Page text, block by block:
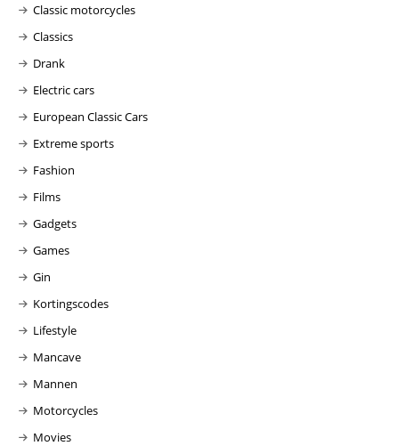
Classic motorcycles
Classics
Drank
Electric cars
European Classic Cars
Extreme sports
Fashion
Films
Gadgets
Games
Gin
Kortingscodes
Lifestyle
Mancave
Mannen
Motorcycles
Movies